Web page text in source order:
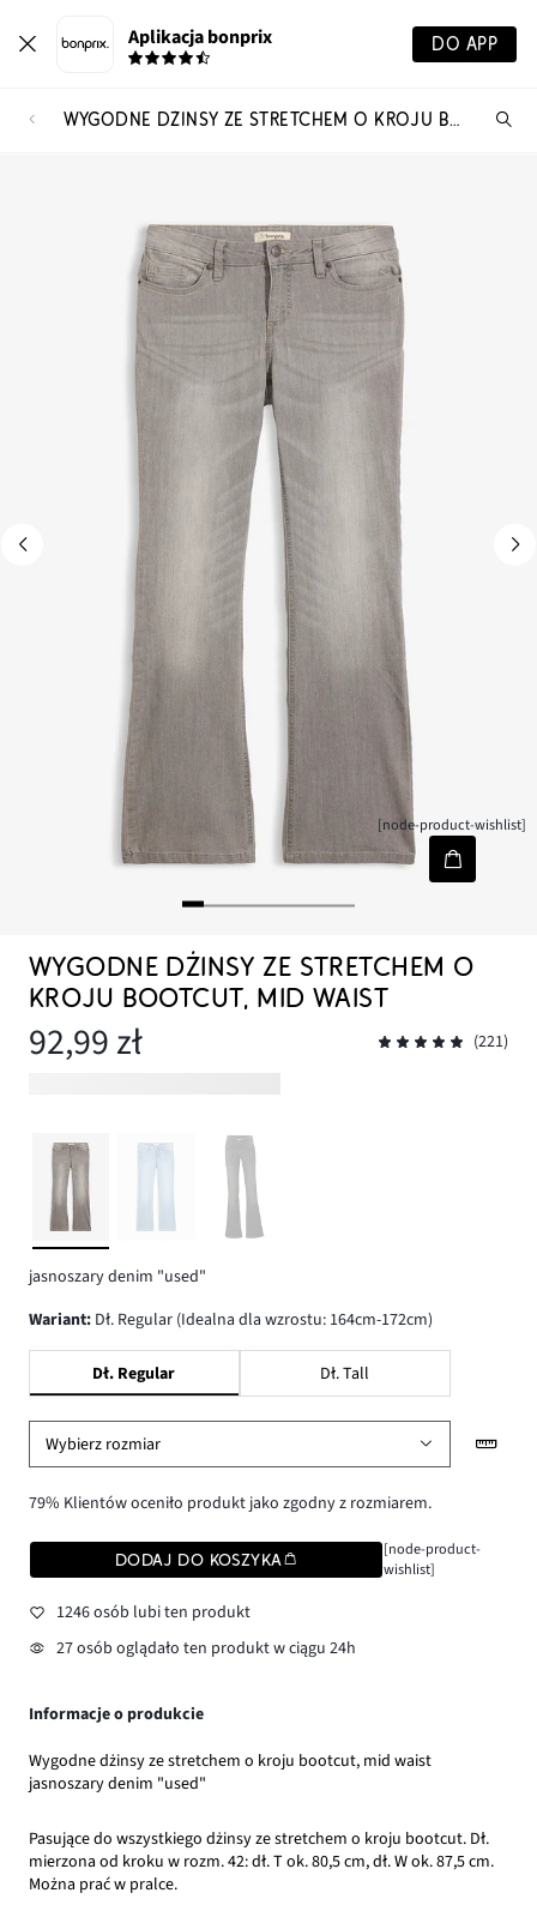
Aplikacja bonprix DO APP
WYGODNE DŻINSY ZE STRETCHEM O KROJU BOOTCUT, MID WAIST
[node-product-wishlist]
WYGODNE DŻINSY ZE STRETCHEM O
KROJU BOOTCUT, MID WAIST
92,99 zł (221)
jasnoszary denim "used"
wariant: Dł. Regular (Idealna dla wzrostu: 164cm-172cm)
Dł. Regular Dł. Tall
Wybierz rozmiar
79% Klientów oceniło produkt jako zgodny z rozmiarem.
DODAJ DO KOSZYKA
[node-product-
wishlist]
1246 osób lubi ten produkt
27 osób oglądało ten produkt w ciągu 24h
Informacje o produkcie
Wygodne dżinsy ze stretchem o kroju bootcut, mid waist
jasnoszary denim "used"
Pasujące do wszystkiego dżinsy ze stretchem o kroju bootcut. Dł.
mierzona od kroku w rozm. 42: dł. T ok. 80,5 cm, dł. W ok. 87,5 cm.
Można prać w pralce.